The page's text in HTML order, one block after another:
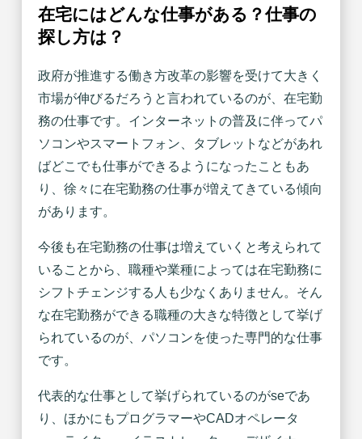
在宅にはどんな仕事がある？仕事の
探し方は？
政府が推進する働き方改革の影響を受けて大きく
市場が伸びるだろうと言われているのが、在宅勤
務の仕事です。インターネットの普及に伴ってパ
ソコンやスマートフォン、タブレットなどがあれ
ばどこでも仕事ができるようになったこともあ
り、徐々に在宅勤務の仕事が増えてきている傾向
があります。
今後も在宅勤務の仕事は増えていくと考えられて
いることから、職種や業種によっては在宅勤務に
シフトチェンジする人も少なくありません。そん
な在宅勤務ができる職種の大きな特徴として挙げ
られているのが、パソコンを使った専門的な仕事
です。
代表的な仕事として挙げられているのがseであ
り、ほかにもプログラマーやCADオペレータ